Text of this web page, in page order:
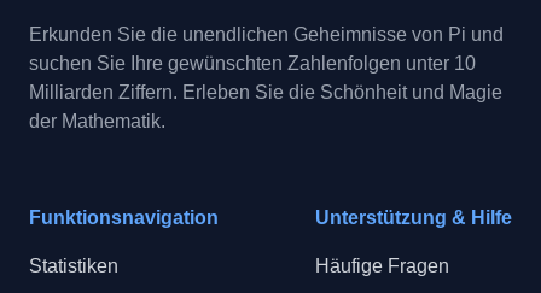
Erkunden Sie die unendlichen Geheimnisse von Pi und
suchen Sie Ihre gewünschten Zahlenfolgen unter 10
Milliarden Ziffern. Erleben Sie die Schönheit und Magie
der Mathematik.
Funktionsnavigation
Statistiken
Unterstützung & Hilfe
Häufige Fragen